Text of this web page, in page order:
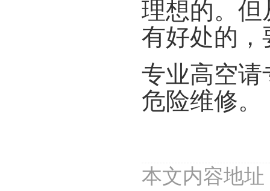
理想的。但
有好处的，
专业高空请
危险维修。
本文内容地址